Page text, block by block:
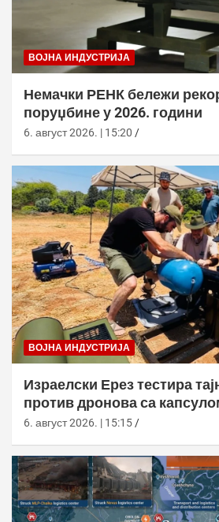
ВОЈНА ИНДУСТРИЈА
Немачки РЕНК бележи
поруџбине у 2026. години
6. август 2026. | 15:20
ВОЈНА ИНДУСТРИЈА
Израелски Ерез тестира
против дронова са
6. август 2026. | 15:15